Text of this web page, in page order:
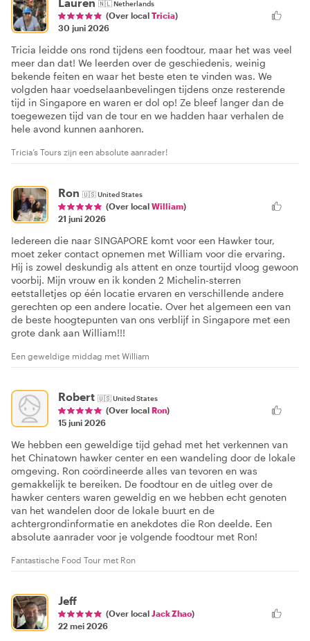
🇳🇱Netherlands
(Over local Tricia)
30 juni 2026
Tricia leidde ons rond tijdens een foodtour, maar het was veel
meer dan dat! We leerden over de geschiedenis, weinig
bekende feiten en waar het beste eten te vinden was. We
volgden haar voedselaanbevelingen tijdens onze resterende
tijd in Singapore en waren er dol op! Ze bleef langer dan de
toegewezen tijd van de tour en we hadden haar verhalen de
hele avond kunnen aanhoren.
Tricia’s Tours zijn een absolute aanrader!
Ron 🇺🇸United States
(Over local William)
21 juni 2026
Iedereen die naar SINGAPORE komt voor een Hawker tour,
moet zeker contact opnemen met William voor die ervaring.
Hij is zowel deskundig als attent en onze tourtijd vloog gewoon
voorbij. Mijn vrouw en ik konden 2 Michelin-sterren
eetstalletjes op één locatie ervaren en verschillende andere
gerechten op een andere locatie. Over het algemeen een van
de beste hoogtepunten van ons verblijf in Singapore met een
grote dank aan William!!!
Een geweldige middag met William
Robert 🇺🇸United States
(Over local Ron)
15 juni 2026
We hebben een geweldige tijd gehad met het verkennen van
het Chinatown hawker center en een wandeling door de lokale
omgeving. Ron coördineerde alles van tevoren en was
gemakkelijk te bereiken. De foodtour en de uitleg over de
hawker centers waren geweldig en we hebben echt genoten
van het wandelen door de lokale buurt en de
achtergrondinformatie en anekdotes die Ron deelde. Een
absolute aanrader voor je volgende foodtour met Ron!
Fantastische Food Tour met Ron
Jeff
(Over local Jack Zhao)
22 mei 2026